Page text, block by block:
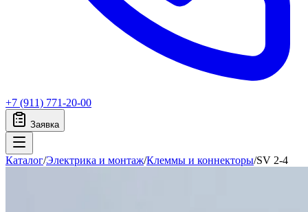
+7 (911) 771-20-00
Заявка
Каталог/Электрика и монтаж/Клеммы и коннекторы/SV 2-4